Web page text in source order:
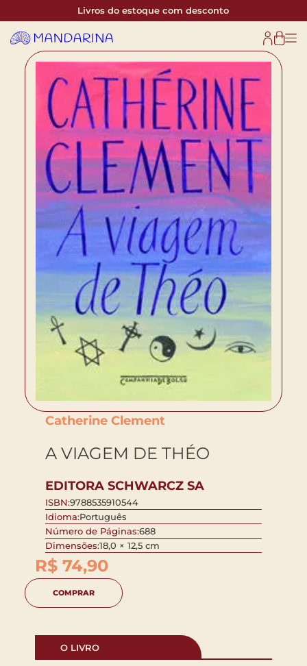
Livros do estoque com desconto
Catherine Clement
A VIAGEM DE THÉO
EDITORA SCHWARCZ SA
ISBN:9788535910544
Idioma:Português
Número de Páginas:688
Dimensões:18,0 × 12,5 cm
R$ 74,90
COMPRAR
O LIVRO